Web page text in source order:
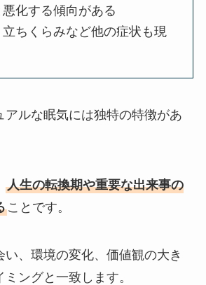
化する傾向がある
ちくらみなど他の症状も現
アルな眠気には独特の特徴があ
人生の転換期や重要な出来事の
ことです。
い、環境の変化、価値観の大き
ングと一致します。